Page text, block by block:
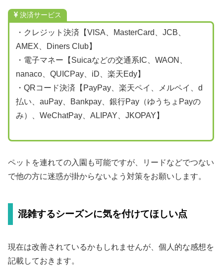
決済サービス
・クレジット決済【VISA、MasterCard、JCB、
AMEX、Diners Club】
・電子マネー【Suicaなどの交通系IC、WAON、
nanaco、QUICPay、iD、楽天Edy】
・QRコード決済【PayPay、楽天ペイ、メルペイ、d
払い、auPay、Bankpay、銀行Pay（ゆうちょPayの
み）、WeChatPay、ALIPAY、JKOPAY】
ペットを連れての入園も可能ですが、リードなどでつない
で他の方に迷惑が掛からないよう対策をお願いします。
混雑するシーズンに気を付けてほしい点
現在は改善されているかもしれませんが、個人的な感想を
記載しておきます。